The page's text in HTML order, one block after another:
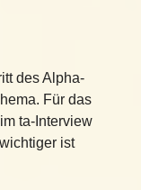
des Alpha-
Für das
ta-Interview
ist